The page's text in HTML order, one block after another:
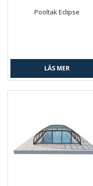
Pooltak Eclipse
LÄS MER